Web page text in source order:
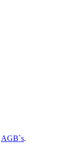
AGB`s.